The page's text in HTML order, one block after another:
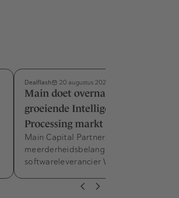
Dealflash 20 augustus 2024
Main doet overname in
groeiende Intelligent Document
Processing markt
Main Capital Partners kondigt
meerderheidsbelang in
softwareleverancier Whitevision aan.